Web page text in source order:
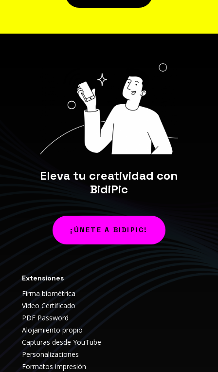
Eleva tu creatividad con
BidiPic
¡ÚNETE A BIDIPIC!
Extensiones
Firma biométrica
Video Certificado
PDF Password
Alojamiento propio
Capturas desde YouTube
Personalizaciones
Formatos impresión